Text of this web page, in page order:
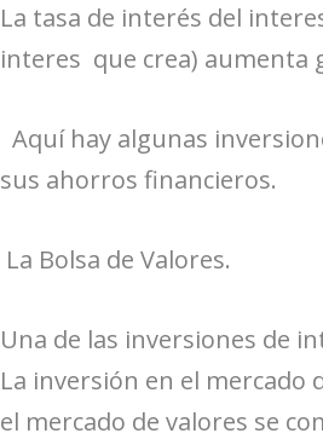
La tasa de interés del
interes que crea) aumenta
Aquí hay algunas
sus ahorros financieros.
La Bolsa de Valores.
Una de las inversiones de
La inversión en el mercado
el mercado de valores se